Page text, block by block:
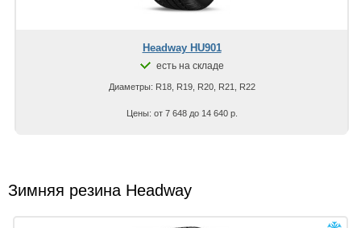
Headway HU901
есть на складе
Диаметры: R18, R19, R20, R21, R22
Цены: от 7 648 до 14 640 р.
Зимняя резина Headway